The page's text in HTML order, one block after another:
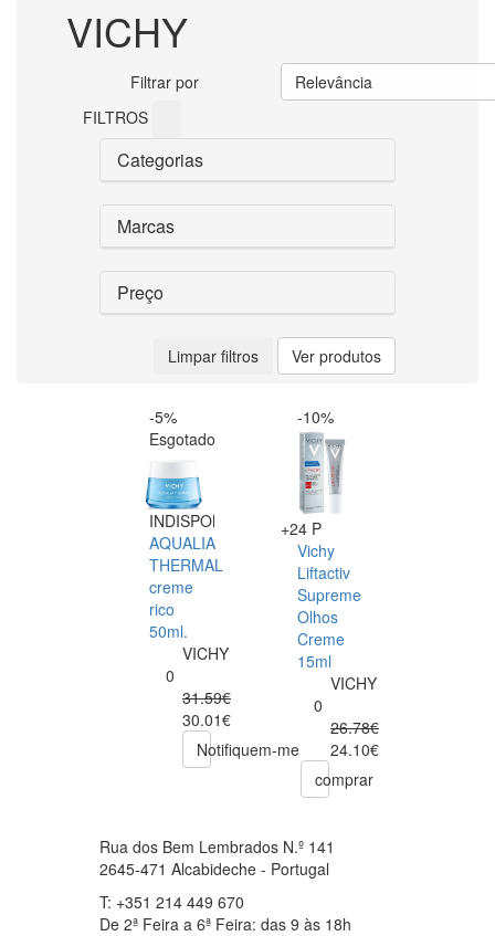
VICHY
Filtrar por
Relevância
FILTROS
Categorias
Marcas
Preço
Limpar filtros Ver produtos
-5%
Esgotado
INDISPONÍVEL
AQUALIA
THERMAL
creme
rico
50ml.
VICHY
0
31.59€
30.01€
Notifiquem-me
-10%
+24 P
Vichy
Liftactiv
Supreme
Olhos
Creme
15ml
VICHY
0
26.78€
24.10€
comprar
Rua dos Bem Lembrados N.º 141
2645-471 Alcabideche - Portugal
T: +351 214 449 670
De 2ª Feira a 6ª Feira: das 9 às 18h